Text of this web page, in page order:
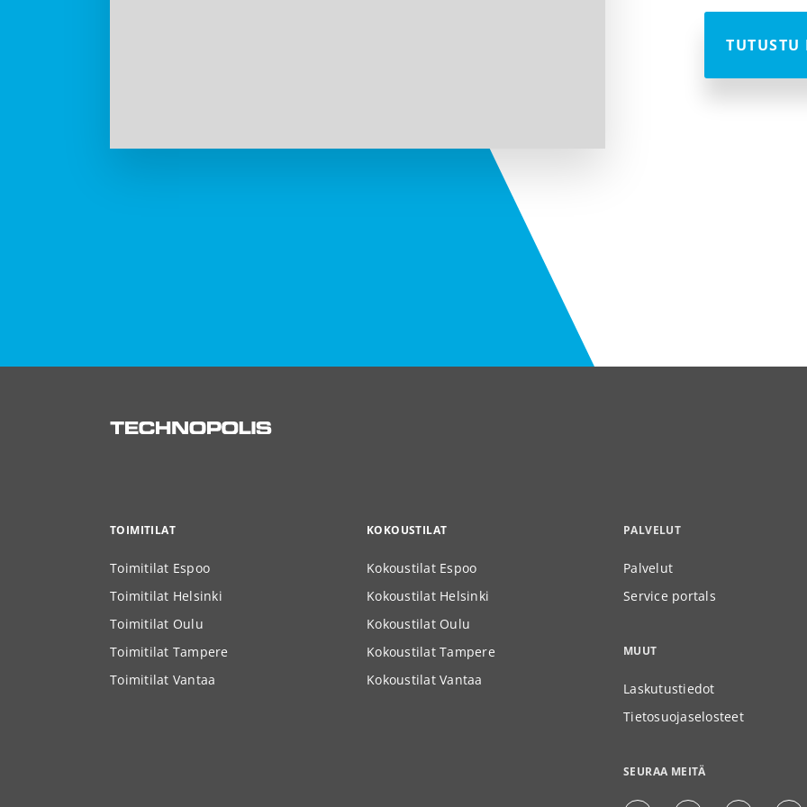
TOIMITILAT
Toimitilat Espoo
Toimitilat Helsinki
Toimitilat Oulu
Toimitilat Tampere
Toimitilat Vantaa
KOKOUSTILAT
Kokoustilat Espoo
Kokoustilat Helsinki
Kokoustilat Oulu
Kokoustilat Tampere
Kokoustilat Vantaa
PALVELUT
Palvelut
Service portals
MUUT
Laskutustiedot
Tietosuojaselosteet
SEURAA MEITÄ